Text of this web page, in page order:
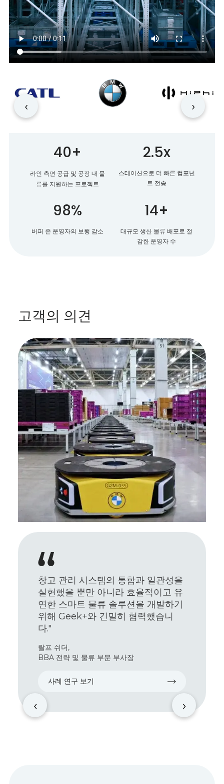
‹ ›
40+
라인 측면 공급 및 공장 내 물
류를 지원하는 프로젝트
2.5x
스테이션으로 더 빠른 컴포넌
트 전송
98%
버퍼 존 운영자의 보행 감소
14+
대규모 생산 물류 배포로 절
감한 운영자 수
고객의 의견
창고 관리 시스템의 통합과 일관성을
실현했을 뿐만 아니라 효율적이고 유
연한 스마트 물류 솔루션을 개발하기
위해 Geek+와 긴밀히 협력했습니
다."
랄프 쉬더,
BBA 전략 및 물류 부문 부사장
사례 연구 보기
‹ ›